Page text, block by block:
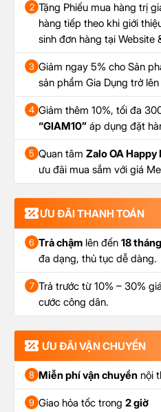
2 Tặng Phiếu mua hàng trị
hàng tiếp theo khi giới
sinh đơn hàng tại Website
3 Giảm ngay 5% cho Sản
sản phẩm Gia Dụng trở lên
4 Giảm thêm 10%, tối đa
“GIAM10” áp dụng đặt
5 Quan tâm Zalo OA Happy
ưu đãi mua sắm với giá
ƯU ĐÃI THANH TOÁN
6 Trả chậm lên đến 18 tháng
đa dạng, thủ tục dễ dàng.
7 Trả trước từ 10% – 30%
cước công dân.
ƯU ĐÃI VẬN CHUYỂN
8 Miễn phí vận chuyển nội
9 Giao hỏa tốc trong 2 giờ